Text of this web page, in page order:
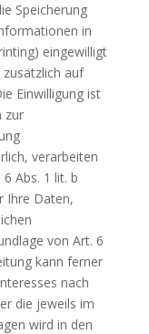
Speicherung
in
eingewilligt
auf
Einwilligung ist
zur
verarbeiten
Abs. 1 lit. b
Ihre Daten,
von Art. 6
kann ferner
nach
die jeweils im
wird in den